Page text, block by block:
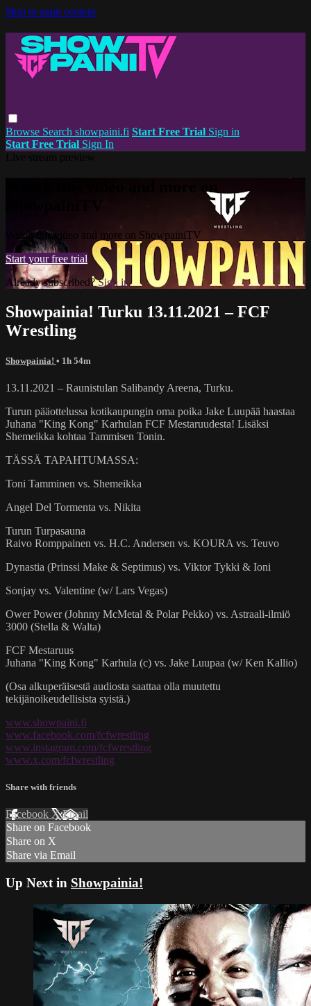
Skip to main content
Browse Search showpaini.fi Start Free Trial Sign in
Start Free Trial Sign In
Watch this video and more on
Watch this video and more on ShowpainiTV
Start your free trial
Already subscribed?Sign in
Showpainia! Turku 13.11.2021 – FCF
Wrestling
Showpainia! • 1h 54m
13.11.2021 – Raunistulan Salibandy Areena, Turku.
Turun pääottelussa kotikaupungin oma poika Jake Luupää haastaa
Juhana "King Kong" Karhulan FCF Mestaruudesta! Lisäksi
Shemeikka kohtaa Tammisen Tonin.
TÄSSÄ TAPAHTUMASSA:
Toni Tamminen vs. Shemeikka
Angel Del Tormenta vs. Nikita
Turun Turpasauna
Raivo Romppainen vs. H.C. Andersen vs. KOURA vs. Teuvo
Dynastia (Prinssi Make & Septimus) vs. Viktor Tykki & Ioni
Sonjay vs. Valentine (w/ Lars Vegas)
Ower Power (Johnny McMetal & Polar Pekko) vs. Astraali-ilmiö
3000 (Stella & Walta)
FCF Mestaruus
Juhana "King Kong" Karhula (c) vs. Jake Luupaa (w/ Ken Kallio)
(Osa alkuperäisestä audiosta saattaa olla muutettu
tekijänoikeudellisista syistä.)
www.showpaini.fi
www.facebook.com/fcfwrestling
www.instagram.com/fcfwrestling
www.x.com/fcfwrestling
Share with friends
Facebook XEmail
Share on Facebook
Share on X
Share via Email
Up Next in Showpainia!